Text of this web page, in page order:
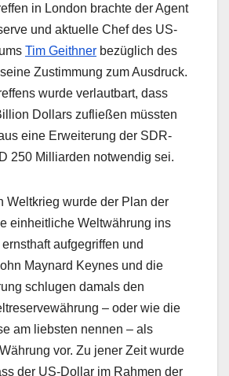
in London brachte der Agent
und aktuelle Chef des US-
Tim Geithner bezüglich des
Zustimmung zum Ausdruck.
wurde verlautbart, dass
Dollars zufließen müssten
eine Erweiterung der SDR-
250 Milliarden notwendig sei.
Weltkrieg wurde der Plan der
einheitliche Weltwährung ins
aufgegriffen und
Maynard Keynes und die
schlugen damals den
– oder wie die
am liebsten nennen – als
vor. Zu jener Zeit wurde
der US-Dollar im Rahmen der